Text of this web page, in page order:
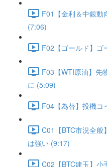
F01【金利＆中銀動
(7:06)
F02【ゴールド】ゴ
F03【WTI原油】先
に (5:09)
F04【為替】投機コ
C01【BTC市況全般
は強い (9:17)
C02【BTC建玉】小